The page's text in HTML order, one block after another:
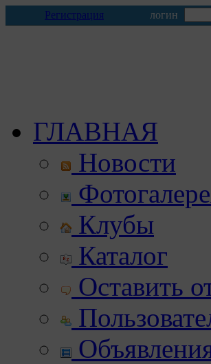
Регистрация логин
ГЛАВНАЯ
Новости
Клубы
Каталог
Оставить